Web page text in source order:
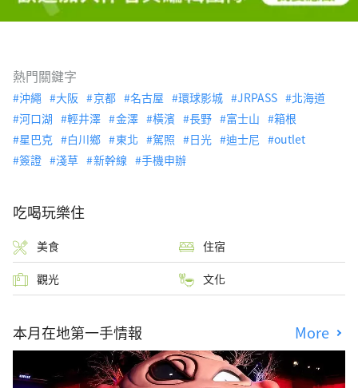
熱門關鍵字
沖繩 大阪 京都 名古屋 環球影城 JRPASS
北海道
河口湖
輕井澤 金澤 橫濱 長野 富士山
箱根
星巴克
白川鄉 東北 駕照 日光 迪士尼
outlet
簽證
淺草 新幹線 手機申辦
吃喝玩樂住
美食 住宿
觀光 文化
本月在地第一手情報 More